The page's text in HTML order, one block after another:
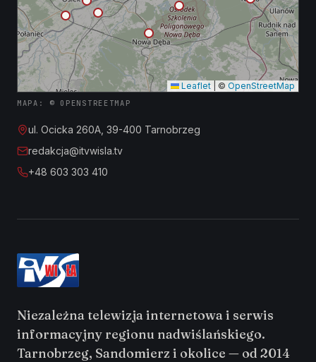
Leaflet © OpenStreetMap
MAPA: © OPENSTREETMAP
ul. Ocicka 260A, 39-400 Tarnobrzeg
redakcja@itvwisla.tv
+48 603 303 410
Niezależna telewizja internetowa i serwis
informacyjny regionu nadwiślańskiego.
Tarnobrzeg, Sandomierz i okolice — od 2014